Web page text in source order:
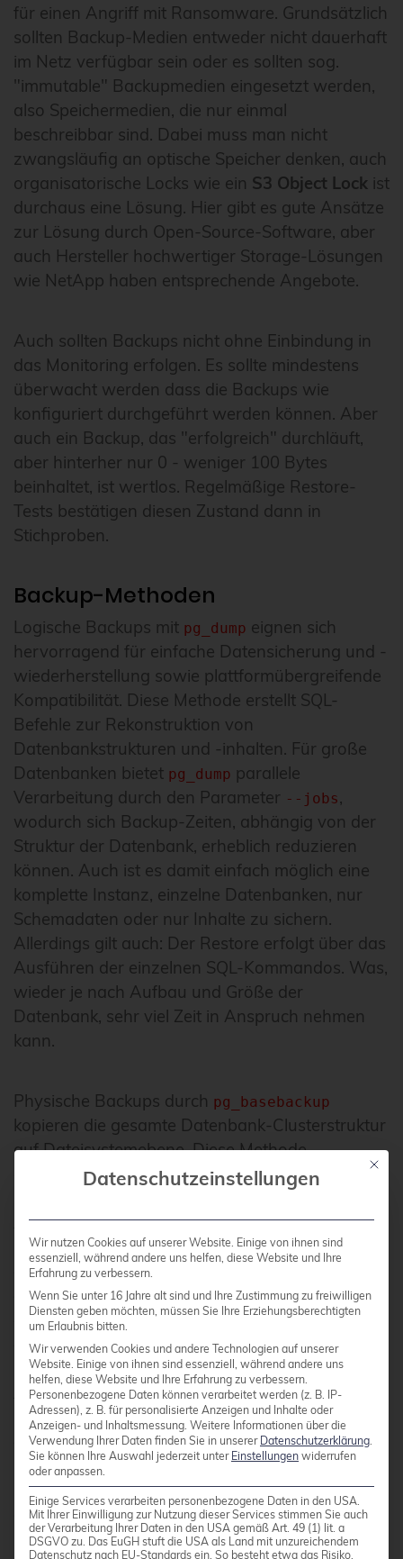
für einen Angriff mit Ransomware. Grundsätzlich
sollten Backup-Medien entweder nicht dauerhaft
im Netz verfügbar sein oder es sollten sog.
"immutable" Backupmedien eingesetzt werden,
also Speichermedien, die nur einmal
beschreibbar sind. Dabei muss man nicht
zwangsläufig an optische Speicher denken, auch
organisatorische Locks wie ein S3 Object Lock ist
durchaus eine Lösung. Hier gibt es gute Ansätze
zur Lösung durch Open-Source-Software, aber
auch Hersteller hochwertiger Storage-Lösungen
wie NetApp haben entsprechende Angebote.
Auch sollten Backups nicht ohne Einbindung in
das Monitoring erfolgen. Es sollte mindestens
überwacht werden dass die Backups wie
konfiguriert durchgeführt werden können. Aber
auch ein Backup, das "erfolgreich" durchläuft,
aber hinterher nur 0 - weniger 100 Bytes
beinhaltet, ist wertlos. Regelmäßige Restore-
Tests bestätigen diesen Zustand dann in
Stichproben.
Backup-Methoden
Logische Backups mit pg_dump eignen sich
hervorragend für einfache Datensicherung und -
wiederherstellung sowie plattformübergreifende
Kompatibilität. Diese Methode erstellt SQL-
Befehle zur Rekonstruktion von
Datenbankstrukturen und -inhalten. Für große
Datenbanken bietet pg_dump parallele
Verarbeitung durch den Parameter --jobs,
wodurch sich Backup-Zeiten, abhängig von der
Struktur der Datenbank, erheblich reduzieren
können. Auch ist es damit einfach möglich eine
komplette Instanz, einzelne Datenbanken, nur
Schemadaten oder nur Inhalte zu sichern.
Allerdings gilt auch: Der Restore erfolgt über das
Ausführen der einzelnen SQL-Kommandos. Was,
wieder je nach Aufbau und Größe der
Datenbank, sehr viel Zeit in Anspruch nehmen
kann.
Physische Backups durch pg_basebackup
kopieren die gesamte Datenbank-Clusterstruktur
auf Dateisystemebene. Diese Methode
ermöglicht schnellere Wiederherstellung großer
Archivierung. Allerdings gibt es hier keine
Möglichkeit zur Selektierung welche Daten
gesichert werden sollen. Es ist immer die
gesamte Instanz inkl. auch Indexdaten und
anderen Binärdaten im Datenverzeichnis
enthalten.
Kombinieren Sie Base-Backups mit WAL-
Archivierung für die Option von Point-in-Time-
Recovery welches sekundengenaue Restores
ermöglicht. Die Base-Backups können auch mit
Checksummen die Integrität der gesicherten
Daten prüfen. Dies funktioniert jedoch nur, wenn
auch die jeweilige Instanz entsprechend
initialisiert wurde.
Mit
Datenschutzeinstellungen
Wir nutzen Cookies auf unserer Website. Einige von ihnen sind
essenziell, während andere uns helfen, diese Website und Ihre
Erfahrung zu verbessern.
Wenn Sie unter 16 Jahre alt sind und Ihre Zustimmung zu freiwilligen
Diensten geben möchten, müssen Sie Ihre Erziehungsberechtigten
um Erlaubnis bitten.
Wir verwenden Cookies und andere Technologien auf unserer
Website. Einige von ihnen sind essenziell, während andere uns
helfen, diese Website und Ihre Erfahrung zu verbessern.
Personenbezogene Daten können verarbeitet werden (z. B. IP-
Adressen), z. B. für personalisierte Anzeigen und Inhalte oder
Anzeigen- und Inhaltsmessung. Weitere Informationen über die
Verwendung Ihrer Daten finden Sie in unserer Datenschutzerklärung.
Sie können Ihre Auswahl jederzeit unter Einstellungen widerrufen
oder anpassen.
Einige Services verarbeiten personenbezogene Daten in den USA.
Mit Ihrer Einwilligung zur Nutzung dieser Services stimmen Sie auch
der Verarbeitung Ihrer Daten in den USA gemäß Art. 49 (1) lit. a
DSGVO zu. Das EuGH stuft die USA als Land mit unzureichendem
Datenschutz nach EU-Standards ein. So besteht etwa das Risiko,